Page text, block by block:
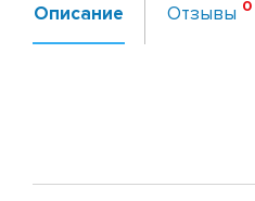
Описание Отзывы